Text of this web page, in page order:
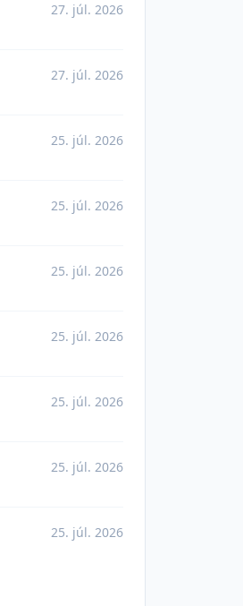
27. júl. 2026
27. júl. 2026
25. júl. 2026
25. júl. 2026
25. júl. 2026
25. júl. 2026
25. júl. 2026
25. júl. 2026
25. júl. 2026